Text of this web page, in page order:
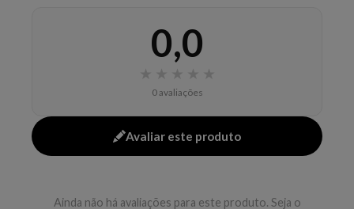
promove limpeza suave
é não comedogênica
Modo de uso
Aplique no rosto com movimentos circulares e
EAN: 3499320004497 - 683
0,0
0 avaliações
Avaliar este produto
Ainda não há avaliações para este produto. Seja o